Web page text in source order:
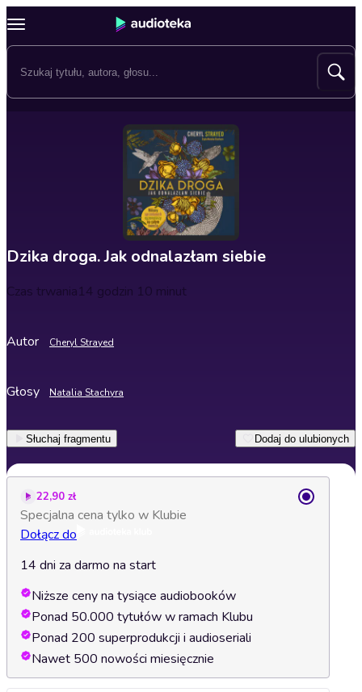
Dzika droga. Jak odnalazłam siebie
Czas trwania14 godzin 10 minut
Autor Cheryl Strayed
Głosy Natalia Stachyra
Słuchaj fragmentu Dodaj do ulubionych
22,90 zł
Specjalna cena tylko w Klubie
Dołącz do
14 dni za darmo na start
Niższe ceny na tysiące audiobooków
Ponad 50.000 tytułów w ramach Klubu
Ponad 200 superprodukcji i audioseriali
Nawet 500 nowości miesięcznie